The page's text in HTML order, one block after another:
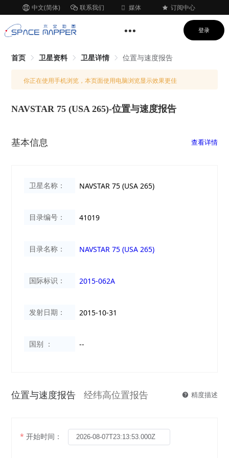
中文(简体) 联系我们 媒体 订阅中心
登录
首页 卫星资料 卫星详情 位置与速度报告
你正在使用手机浏览，本页面使用电脑浏览显示效果更佳
NAVSTAR 75 (USA 265)-位置与速度报告
基本信息 查看详情
卫星名称： NAVSTAR 75 (USA 265)
目录编号： 41019
目录名称： NAVSTAR 75 (USA 265)
国际标识： 2015-062A
发射日期： 2015-10-31
国别 ： --
位置与速度报告 经纬高位置报告 精度描述
开始时间：